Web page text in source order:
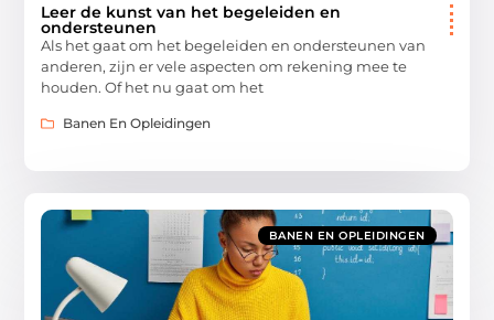
Leer de kunst van het begeleiden en
ondersteunen
Als het gaat om het begeleiden en ondersteunen van
anderen, zijn er vele aspecten om rekening mee te
houden. Of het nu gaat om het
Banen En Opleidingen
BANEN EN OPLEIDINGEN